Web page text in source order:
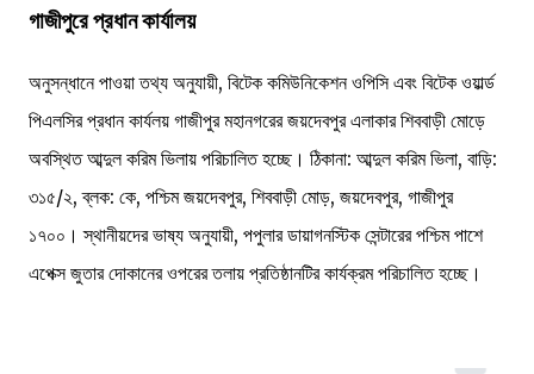
গাজীপুরে প্রধান কার্যালয়
অনুসন্ধানে পাওয়া তথ্য অনুযায়ী, বিটেক কমিউনিকেশন ওপিসি এবং বিটেক ওয়ার্ল্ড
পিএলসির প্রধান কার্যলয় গাজীপুর মহানগরের জয়দেবপুর এলাকার শিববাড়ী মোড়ে
অবস্থিত আব্দুল করিম ভিলায় পরিচালিত হচ্ছে। ঠিকানা: আব্দুল করিম ভিলা, বাড়ি:
৩১৫/২, ব্লক: কে, পশ্চিম জয়দেবপুর, শিববাড়ী মোড়, জয়দেবপুর, গাজীপুর
১৭০০। স্থানীয়দের ভাষ্য অনুযায়ী, পপুলার ডায়াগনস্টিক সেন্টারের পশ্চিম পাশে
এপেক্স জুতার দোকানের ওপরের তলায় প্রতিষ্ঠানটির কার্যক্রম পরিচালিত হচ্ছে।